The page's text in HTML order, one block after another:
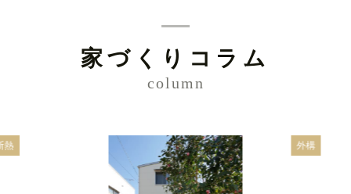
家づくりコラム
column
熱 外構